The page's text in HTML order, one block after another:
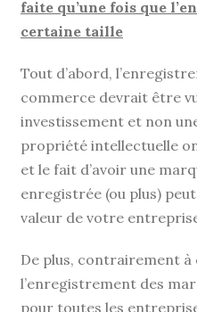
faite qu’une fois que
certaine taille
Tout d’abord,
commerce devrait être
investissement et non
propriété intellectuelle
et le fait d’avoir une
enregistrée (ou plus)
valeur de votre
De plus, contrairement à
l’enregistrement des
pour toutes les